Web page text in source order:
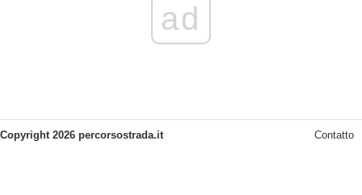
ad
Copyright 2026 percorsostrada.it Contatto